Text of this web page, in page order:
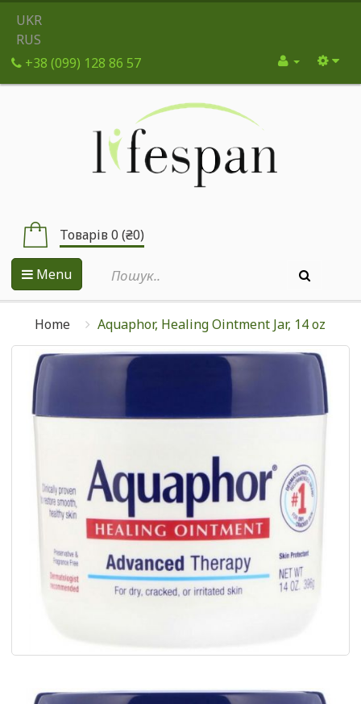
UKR
RUS
+38 (099) 128 86 57
Товарів 0 (₴0)
Menu
Home Aquaphor, Healing Ointment Jar, 14 oz